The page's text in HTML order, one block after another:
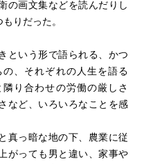
いか。
で、本書は三一書房版（１
坑記録画が添えられる。
が浮かび上がる。
の画文集などを読んだりし
りだった。
という形で語られる、かつ
、それぞれの人生を語る
り合わせの労働の厳しさ
など、いろいろなことを感
真っ暗な地の下、農業に従
がっても男と違い、家事や